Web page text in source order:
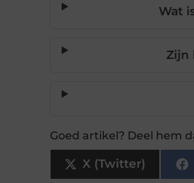
Wat
Zijn
Goed artikel? Deel hem
X (Twitter)